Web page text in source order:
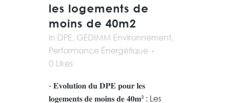
les logements de
moins de 40m2
in DPE, GEDIMM Environnement,
Performance Énergétique
0 Likes
- 𝐄𝐯𝐨𝐥𝐮𝐭𝐢𝐨𝐧 𝐝𝐮 𝐃𝐏𝐄 𝐩𝐨𝐮𝐫 𝐥𝐞𝐬
𝐥𝐨𝐠𝐞𝐦𝐞𝐧𝐭𝐬 𝐝𝐞 𝐦𝐨𝐢𝐧𝐬 𝐝𝐞 𝟒𝟎𝐦² : Les